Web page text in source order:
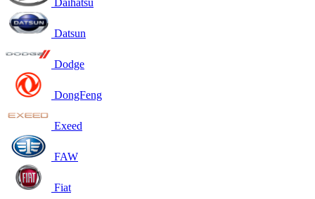
Datsun
Dodge
DongFeng
Exeed
FAW
Fiat